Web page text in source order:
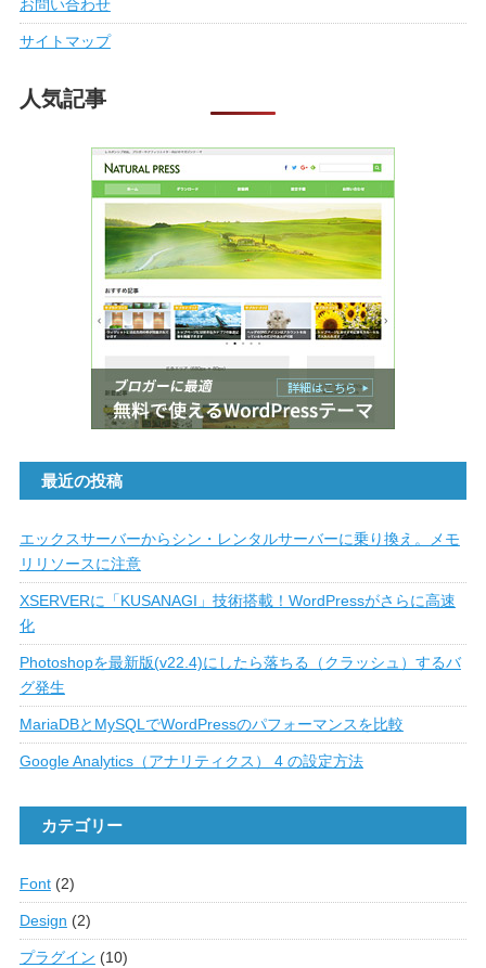
お問い合わせ
サイトマップ
人気記事
最近の投稿
エックスサーバーからシン・レンタルサーバーに乗り換え。メモ
リリソースに注意
XSERVERに「KUSANAGI」技術搭載！WordPressがさらに高速
化
Photoshopを最新版(v22.4)にしたら落ちる（クラッシュ）するバ
グ発生
MariaDBとMySQLでWordPressのパフォーマンスを比較
Google Analytics（アナリティクス） 4 の設定方法
カテゴリー
Font(2)
Design (2)
プラグイン (10)